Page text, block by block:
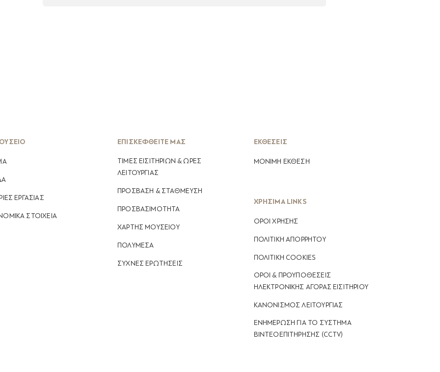
ΕΡΓΑΣΙΑΣ
ΣΤΟΙΧΕΊΑ
ΕΠΙΣΚΕΦΘΕΙΤΕ ΜΑΣ
ΤΙΜΕΣ ΕΙΣΙΤΗΡΙΩΝ & ΩΡΕΣ
ΛΕΙΤΟΥΡΓΙΑΣ
ΠΡΟΣΒΑΣΗ & ΣΤΑΘΜΕΥΣΗ
ΠΡΟΣΒΑΣΙΜΟΤΗΤΑ
ΧΑΡΤΗΣ ΜΟΥΣΕΙΟΥ
ΠΟΛΥΜΕΣΑ
ΣΥΧΝΕΣ ΕΡΩΤΗΣΕΙΣ
ΕΚΘΕΣΕΙΣ
ΜΟΝΙΜΗ ΕΚΘΕΣΗ
ΧΡΗΣΙΜΑ LINKS
ΟΡΟΙ ΧΡΗΣΗΣ
ΠΟΛΙΤΙΚΗ ΑΠΟΡΡΗΤΟΥ
ΠΟΛΙΤΙΚΗ COOKIES
ΟΡΟΙ & ΠΡΟΥΠΟΘΕΣΕΙΣ
ΗΛΕΚΤΡΟΝΙΚΗΣ ΑΓΟΡΑΣ ΕΙΣΙΤΗΡΙΟΥ
ΚΑΝΟΝΙΣΜΟΣ ΛΕΙΤΟΥΡΓΙΑΣ
ΕΝΗΜΈΡΩΣΗ ΓΙΑ ΤΟ ΣΎΣΤΗΜΑ
ΒΙΝΤΕΟΕΠΙΤΉΡΗΣΗΣ (CCTV)